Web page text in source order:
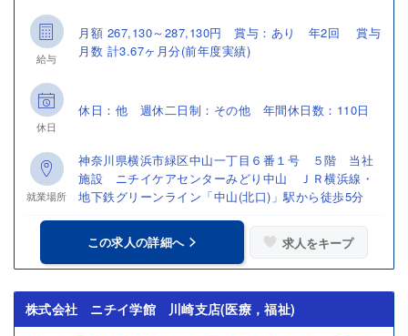
給与
月額 267,130～287,130円 賞与：あり 年2回 賞与
月数 計3.67ヶ月分(前年度実績)
休日
休日：他 週休二日制：その他 年間休日数：110日
就業場所
神奈川県横浜市緑区中山一丁目６番１号 ５階 当社
施設 ニチイケアセンターみどり中山 ＪＲ横浜線・
地下鉄グリーンライン「中山(北口)」駅から徒歩5分
この求人の詳細へ 求人をキープ
株式会社 ニチイ学館 川崎支店(医療，福祉)